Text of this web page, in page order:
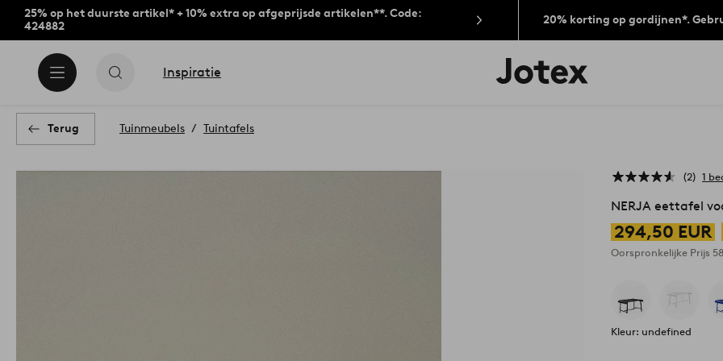
25% op het duurste artikel* + 10% extra op afgeprijsde artikelen**. Code:
424882
20% korting op gordijnen*.
Inspiratie
Jotex
logo
Terug Tuinmeubels Tuintafels
2 1
NERJA eettafel
294,50 EUR
Oorspronkelijke Prijs
Kleur: undefined